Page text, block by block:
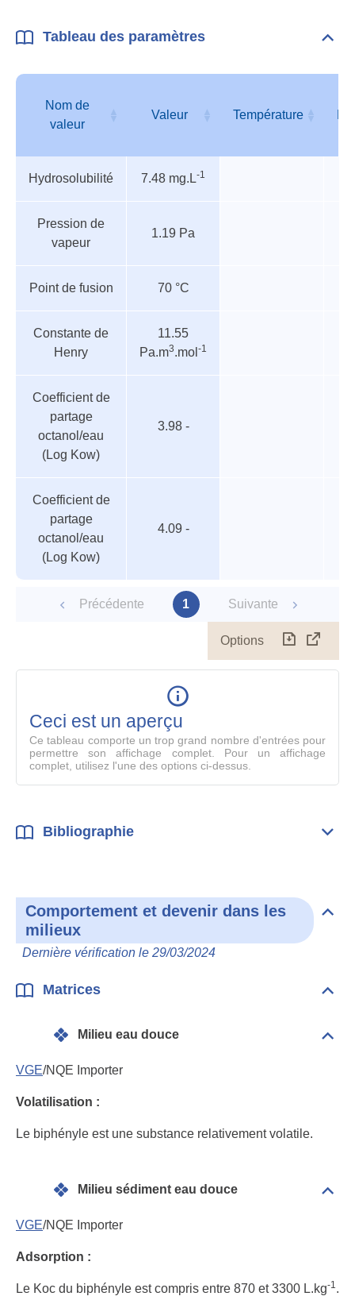
Tableau des paramètres
des
paramètres
Nom de
valeur
Valeur Température
valeur
Hydrosolubilité
7.48 mg.L-1
Pression de
vapeur
1.19 Pa
Point de fusion 70 °C
Constante de
Henry
11.55
Pa.m3.mol -1
Coefficient de
partage
octanol/eau
(Log Kow)
3.98 -
Coefficient de
partage
octanol/eau
(Log Kow)
4.09 -
Précédente 1 Suivante
Options
le
Ceci est un aperçu
Ce tableau comporte un trop grand nombre d'entrées pour
permettre son affichage complet. Pour un affichage
complet, utilisez l'une des options ci-dessus.
Bibliographie
Comportement et devenir dans les
milieux
Dernière vérification le 29/03/2024
les
Matrices
Milieu eau douce
VGE/NQE Importer
Volatilisation :
Le biphényle est une substance relativement volatile.
Milieu sédiment eau douce
VGE/NQE Importer
Adsorption :
Le Koc du biphényle est compris entre 870 et 3300 L.kg-1.